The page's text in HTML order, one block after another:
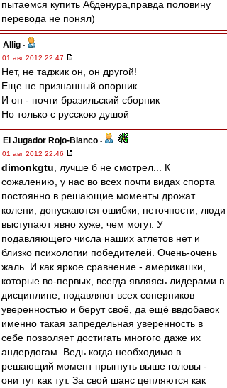
пытаемся купить Абденура,правда половину
перевода не понял)
Allig -
01 авг 2012 22:47
Нет, не таджик он, он другой!
Еще не признанный опорник
И он - почти бразильский сборник
Но только с русскою душой
El Jugador Rojo-Blanco -
01 авг 2012 22:46
dimonkgtu , лучше б не смотрел... К
сожалению, у нас во всех почти видах спорта
постоянно в решающие моменты дрожат
колени, допускаются ошибки, неточности, люди
выступают явно хуже, чем могут. У
подавляющего числа наших атлетов нет и
близко психологии победителей. Очень-очень
жаль. И как яркое сравнение - америкашки,
которые во-первых, всегда являясь лидерами в
дисциплине, подавляют всех соперников
уверенностью и берут своё, да ещё ввдобавок
именно такая запредельная уверенность в
себе позволяет достигать многого даже их
андердогам. Ведь когда необходимо в
решающий момент прыгнуть выше головы -
они тут как тут. За свой шанс цепляются как